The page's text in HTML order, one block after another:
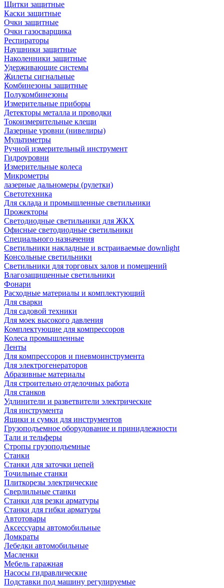
Щитки защитные
Каски защитные
Очки защитные
Очки газосварщика
Респираторы
Наушники защитные
Наколенники защитные
Удерживающие системы
Жилеты сигнальные
Комбинезоны защитные
Полукомбинезоны
Измерительные приборы
Детекторы металла и проводки
Токоизмерительные клещи
Лазерные уровни (нивелиры)
Мультиметры
Ручной измерительный инструмент
Гидроуровни
Измерительные колеса
Микрометры
лазерные дальномеры (рулетки)
Светотехника
Для склада и промышленные светильники
Прожекторы
Светодиодные светильники для ЖКХ
Офисные светодиодные светильники
Специального назначения
Светильники накладные и встраиваемые downlight
Консольные светильники
Светильники для торговых залов и помещений
Влагозащищенные светильники
Фонари
Расходные материалы и комплектующий
Для сварки
Для садовой техники
Для моек высокого давления
Комплектующие для компрессоров
Колеса промышленные
Ленты
Для компрессоров и пневмоинструмента
Для электрогенераторов
Абразивные материалы
Для строительно отделочных работа
Для станков
Удлинители и разветвители электрические
Для инструмента
Ящики и сумки для инструментов
Грузоподъемное оборудование и принидлежности
Тали и тельферы
Стропы грузоподъемные
Станки
Станки для заточки цепей
Точильные станки
Плиткорезы электрические
Сверлильные станки
Станки для резки арматуры
Станки для гибки арматуры
Автотовары
Аксессуары автомобильные
Домкраты
Лебедки автомобильные
Масленки
Мебель гаражная
Насосы гидравлические
Подставки под машину регулируемые